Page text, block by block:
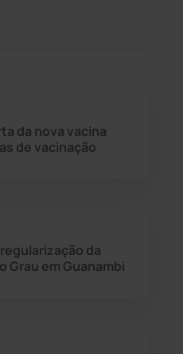
(50)
da nova vacina
de vacinação
da
Grau em Guanambi